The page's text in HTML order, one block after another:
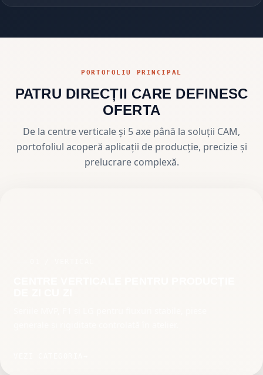
PORTOFOLIU PRINCIPAL
PATRU DIRECȚII CARE DEFINESC
OFERTA
De la centre verticale și 5 axe până la soluții CAM,
portofoliul acoperă aplicații de producție, precizie și
prelucrare complexă.